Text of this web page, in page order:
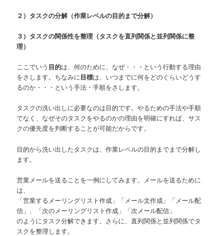
２）タスクの分解（作業レベルの目的まで分解）
３）タスクの関係性を整理（タスクを直列関係と並列関係に整
理）
ここでいう 目的は、何のために、なぜ・・・という行動する理由
をさします。ちなみに目標は、いつまでに何をどのぐらいどうす
るのか・・・という手法・手順をさします。
タスクの洗い出しに必要なのは目的です。やるための手法や手順
でなく、なぜそのタスクをやるのかの理由を明確にすれば、サス
クの優先度を判断することが可能だからです。
目的から洗い出したタスクは、作業レベルの目的までまで分解し
ます。
営業メールを送ることを一例にしてみます。メールを送るために
は、
「営業するメーリングリスト作成」「メール文作成」「メール配
信」、「次のメーリングリスト作成」「次メール配信」
のようにタスク分解できます。さらに、直列関係と並列関係でタ
スクを整理します。